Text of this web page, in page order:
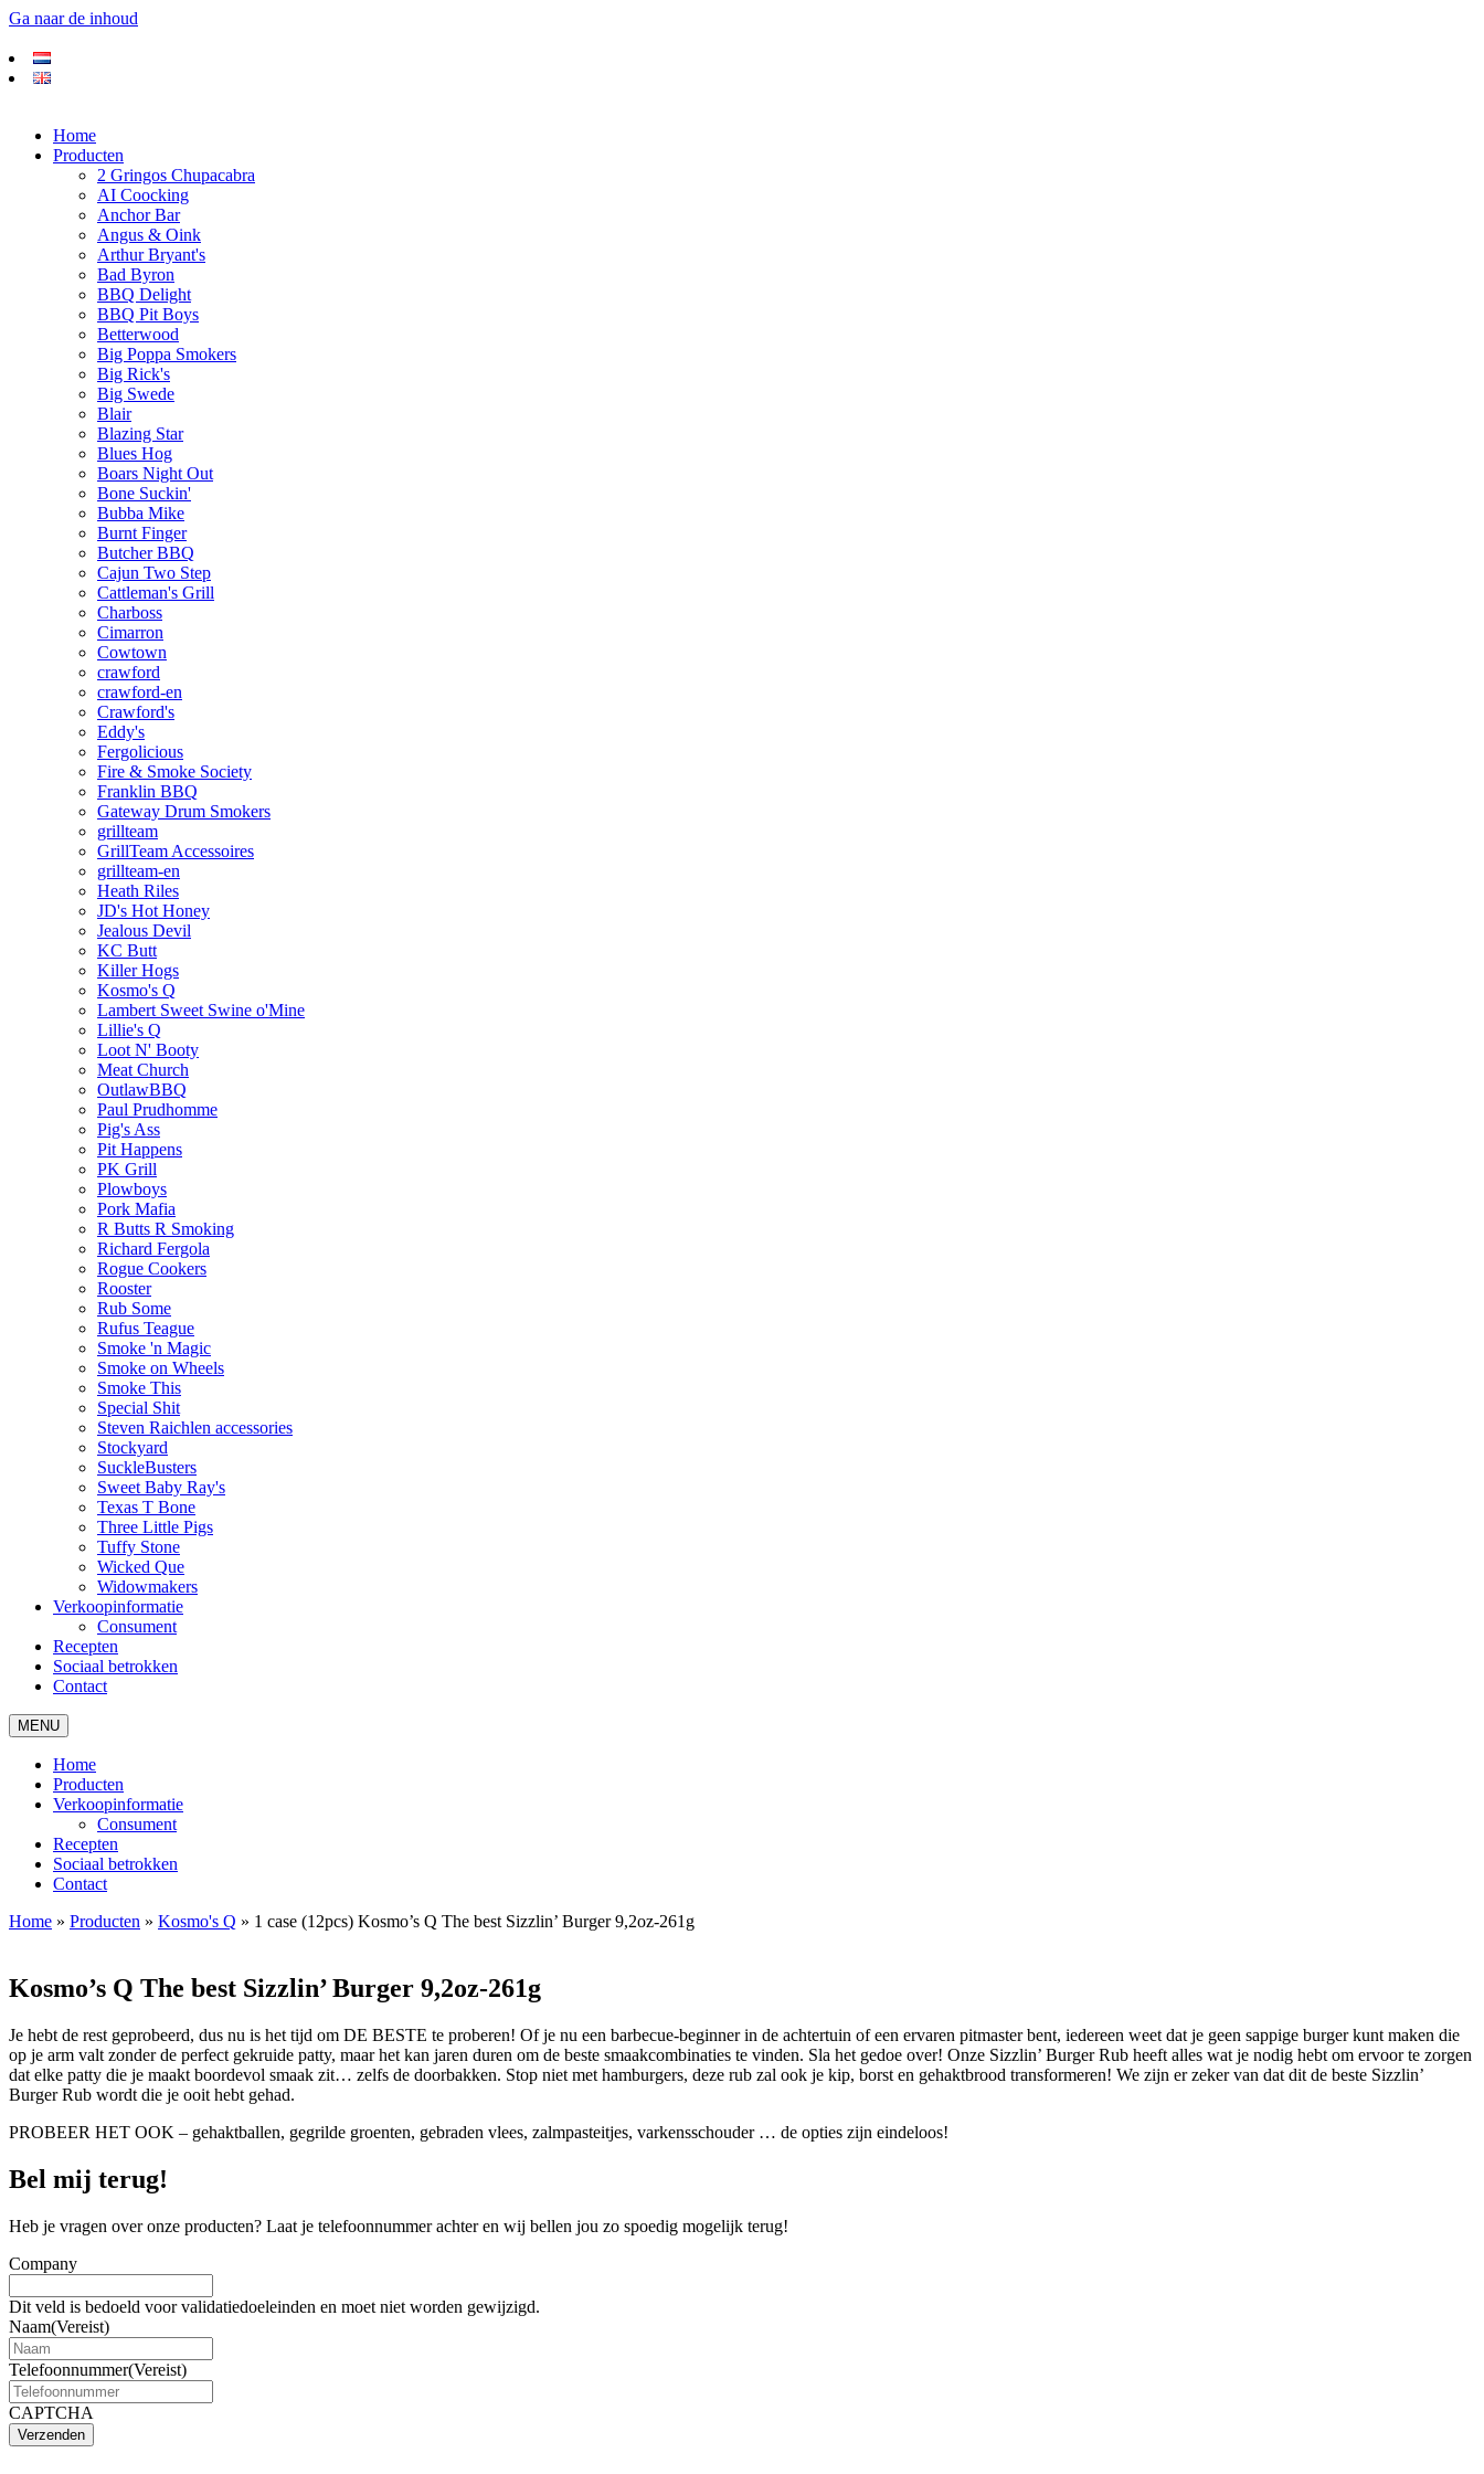
Ga naar de inhoud
Home
Producten
2 Gringos Chupacabra
AI Coocking
Anchor Bar
Angus & Oink
Arthur Bryant's
Bad Byron
BBQ Delight
BBQ Pit Boys
Betterwood
Big Poppa Smokers
Big Rick's
Big Swede
Blair
Blazing Star
Blues Hog
Boars Night Out
Bone Suckin'
Bubba Mike
Burnt Finger
Butcher BBQ
Cajun Two Step
Cattleman's Grill
Charboss
Cimarron
Cowtown
crawford
crawford-en
Crawford's
Eddy's
Fergolicious
Fire & Smoke Society
Franklin BBQ
Gateway Drum Smokers
grillteam
GrillTeam Accessoires
grillteam-en
Heath Riles
JD's Hot Honey
Jealous Devil
KC Butt
Killer Hogs
Kosmo's Q
Lambert Sweet Swine o'Mine
Lillie's Q
Loot N' Booty
Meat Church
OutlawBBQ
Paul Prudhomme
Pig's Ass
Pit Happens
PK Grill
Plowboys
Pork Mafia
R Butts R Smoking
Richard Fergola
Rogue Cookers
Rooster
Rub Some
Rufus Teague
Smoke 'n Magic
Smoke on Wheels
Smoke This
Special Shit
Steven Raichlen accessories
Stockyard
SuckleBusters
Sweet Baby Ray's
Texas T Bone
Three Little Pigs
Tuffy Stone
Wicked Que
Widowmakers
Verkoopinformatie
Consument
Recepten
Sociaal betrokken
Contact
MENU
Home
Producten
Verkoopinformatie
Consument
Recepten
Sociaal betrokken
Contact
Home » Producten » Kosmo's Q » 1 case (12pcs) Kosmo’s Q The best Sizzlin’ Burger 9,2oz-261g
Kosmo’s Q The best Sizzlin’ Burger 9,2oz-261g
Je hebt de rest geprobeerd, dus nu is het tijd om DE BESTE te proberen! Of je nu een barbecue-beginner in de achtertuin of een ervaren pitmaster bent, iedereen weet dat je geen sappige burger kunt maken die
op je arm valt zonder de perfect gekruide patty, maar het kan jaren duren om de beste smaakcombinaties te vinden. Sla het gedoe over! Onze Sizzlin’ Burger Rub heeft alles wat je nodig hebt om ervoor te zorgen
dat elke patty die je maakt boordevol smaak zit… zelfs de doorbakken. Stop niet met hamburgers, deze rub zal ook je kip, borst en gehaktbrood transformeren! We zijn er zeker van dat dit de beste Sizzlin’
Burger Rub wordt die je ooit hebt gehad.
PROBEER HET OOK – gehaktballen, gegrilde groenten, gebraden vlees, zalmpasteitjes, varkensschouder … de opties zijn eindeloos!
Bel mij terug!
Heb je vragen over onze producten? Laat je telefoonnummer achter en wij bellen jou zo spoedig mogelijk terug!
Company
Dit veld is bedoeld voor validatiedoeleinden en moet niet worden gewijzigd.
Naam(Vereist)
Telefoonnummer(Vereist)
CAPTCHA
Verzenden